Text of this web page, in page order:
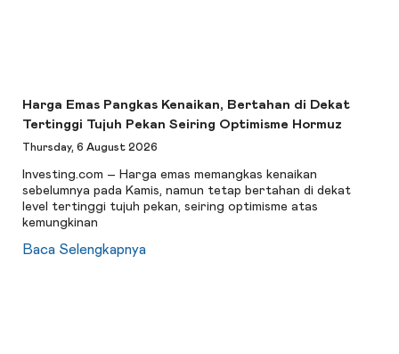
Harga Emas Pangkas Kenaikan, Bertahan di Dekat
Tertinggi Tujuh Pekan Seiring Optimisme Hormuz
Thursday, 6 August 2026
Investing.com – Harga emas memangkas kenaikan
sebelumnya pada Kamis, namun tetap bertahan di dekat
level tertinggi tujuh pekan, seiring optimisme atas
kemungkinan
Baca Selengkapnya